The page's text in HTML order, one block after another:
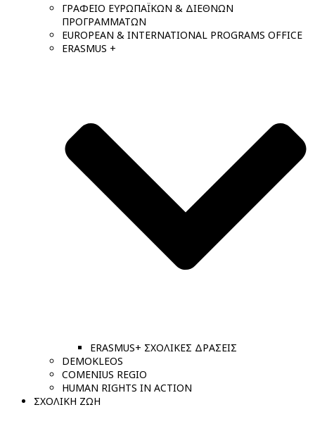
ΓΡΑΦΕΙΟ ΕΥΡΩΠΑΪΚΩΝ & ΔΙΕΘΝΩΝ
ΠΡΟΓΡΑΜΜΑΤΩΝ
EUROPEAN & INTERNATIONAL PROGRAMS OFFICE
ERASMUS +
ERASMUS+ ΣΧΟΛΙΚΕΣ ΔΡΑΣΕΙΣ
DEMOKLEOS
COMENIUS REGIO
HUMAN RIGHTS IN ACTION
ΣΧΟΛΙΚΗ ΖΩΗ